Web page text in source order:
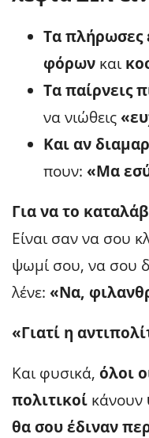
Τα πλήρωσες
φόρων και
Τα παίρνεις
να νιώθεις
Και αν
πουν: «Μα
Για να το
Είναι σαν να σου
ψωμί σου, να σου
λένε: «Να,
«Γιατί η
Και φυσικά, όλοι
πολιτικοί κάνουν
θα σου έδιναν